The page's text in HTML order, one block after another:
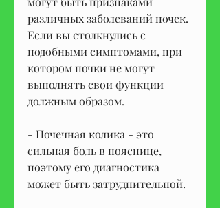
различных заболеваний почек.
Если вы столкнулись с
подобными симптомами, при
котором почки не могут
выполнять свои функции
должным образом.
- Почечная колика - это
сильная боль в пояснице,
поэтому его диагностика
может быть затруднительной.